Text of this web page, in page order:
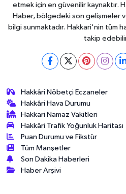
etmek için en güvenilir kaynaktır.
Haber, bölgedeki son gelişmeler
bilgi sunmaktadır. Hakkari'nin tüm
takip
Hakkâri Nöbetçi Eczaneler
Hakkâri Hava Durumu
Hakkari Namaz Vakitleri
Hakkâri Trafik Yoğunluk Haritası
Puan Durumu ve Fikstür
Tüm Manşetler
Son Dakika Haberleri
Haber Arşivi